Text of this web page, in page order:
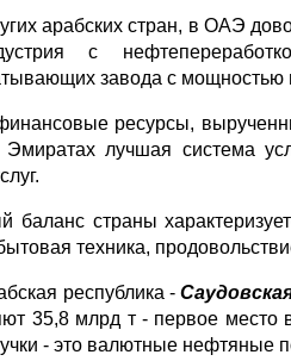
арабских стран, в ОАЭ
с
завода с мощностью
ресурсы,
лучшая система
баланс страны
техника,
республика -
35,8 млрд т - первое
- это валютные нефтяные